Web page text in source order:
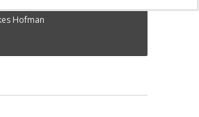
Hofman